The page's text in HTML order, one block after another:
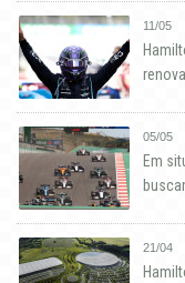
11/05
05/05
Em
21/04